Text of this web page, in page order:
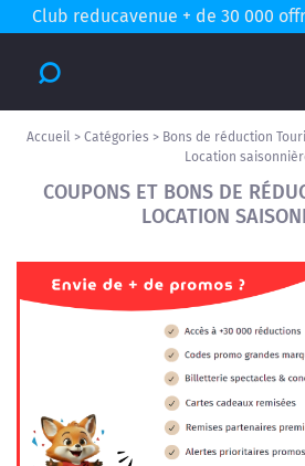
Club reducavenue + de 30 000
Accueil > Catégories > Bons de réduction
Location
COUPONS ET BONS DE
LOCATION